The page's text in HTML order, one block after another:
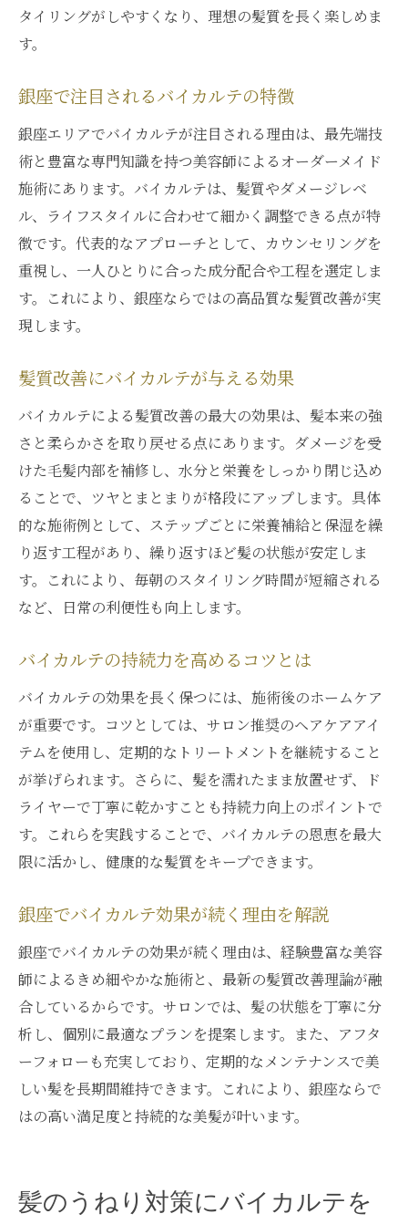
タイリングがしやすくなり、理想の髪質を長く楽しめま
す。
銀座で注目されるバイカルテの特徴
銀座エリアでバイカルテが注目される理由は、最先端技
術と豊富な専門知識を持つ美容師によるオーダーメイド
施術にあります。バイカルテは、髪質やダメージレベ
ル、ライフスタイルに合わせて細かく調整できる点が特
徴です。代表的なアプローチとして、カウンセリングを
重視し、一人ひとりに合った成分配合や工程を選定しま
す。これにより、銀座ならではの高品質な髪質改善が実
現します。
髪質改善にバイカルテが与える効果
バイカルテによる髪質改善の最大の効果は、髪本来の強
さと柔らかさを取り戻せる点にあります。ダメージを受
けた毛髪内部を補修し、水分と栄養をしっかり閉じ込め
ることで、ツヤとまとまりが格段にアップします。具体
的な施術例として、ステップごとに栄養補給と保湿を繰
り返す工程があり、繰り返すほど髪の状態が安定しま
す。これにより、毎朝のスタイリング時間が短縮される
など、日常の利便性も向上します。
バイカルテの持続力を高めるコツとは
バイカルテの効果を長く保つには、施術後のホームケア
が重要です。コツとしては、サロン推奨のヘアケアアイ
テムを使用し、定期的なトリートメントを継続すること
が挙げられます。さらに、髪を濡れたまま放置せず、ド
ライヤーで丁寧に乾かすことも持続力向上のポイントで
す。これらを実践することで、バイカルテの恩恵を最大
限に活かし、健康的な髪質をキープできます。
銀座でバイカルテ効果が続く理由を解説
銀座でバイカルテの効果が続く理由は、経験豊富な美容
師によるきめ細やかな施術と、最新の髪質改善理論が融
合しているからです。サロンでは、髪の状態を丁寧に分
析し、個別に最適なプランを提案します。また、アフタ
ーフォローも充実しており、定期的なメンテナンスで美
しい髪を長期間維持できます。これにより、銀座ならで
はの高い満足度と持続的な美髪が叶います。
髪のうねり対策にバイカルテを